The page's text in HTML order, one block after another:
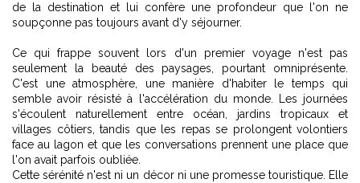
de la destination et lui confère une profondeur que l'on ne
soupçonne pas toujours avant d'y séjourner.
Ce qui frappe souvent lors d'un premier voyage n'est pas
seulement la beauté des paysages, pourtant omniprésente.
C'est une atmosphère, une manière d'habiter le temps qui
semble avoir résisté à l'accélération du monde. Les journées
s'écoulent naturellement entre océan, jardins tropicaux et
villages côtiers, tandis que les repas se prolongent volontiers
face au lagon et que les conversations prennent une place que
l'on avait parfois oubliée.
Cette sérénité n'est ni un décor ni une promesse touristique. Elle